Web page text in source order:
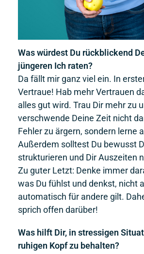
Was würdest Du rückblickend
jüngeren Ich raten?
Da fällt mir ganz viel ein. In
Vertraue! Hab mehr Vertrauen
alles gut wird. Trau Dir mehr zu
verschwende Deine Zeit nicht
Fehler zu ärgern, sondern lerne
Außerdem solltest Du bewusst
strukturieren und Dir Auszeiten
Zu guter Letzt: Denke immer
was Du fühlst und denkst, nicht
automatisch für andere gilt.
sprich offen darüber!
Was hilft Dir, in stressigen
ruhigen Kopf zu behalten?